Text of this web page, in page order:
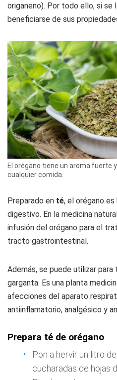
origaneno). Por todo ello, si se
beneficiarse de sus
El orégano tiene un aroma
cualquier comida.
Preparado en té, el orégano
digestivo. En la medicina
infusión del orégano para el
tracto gastrointestinal.
Además, se puede utilizar
garganta. Es una planta
afecciones del aparato
antiinflamatorio, analgésico y
Prepara té de orégano
Pon a hervir un litro
cucharadas de hojas